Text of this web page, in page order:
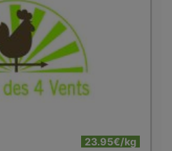
23.95€/kg